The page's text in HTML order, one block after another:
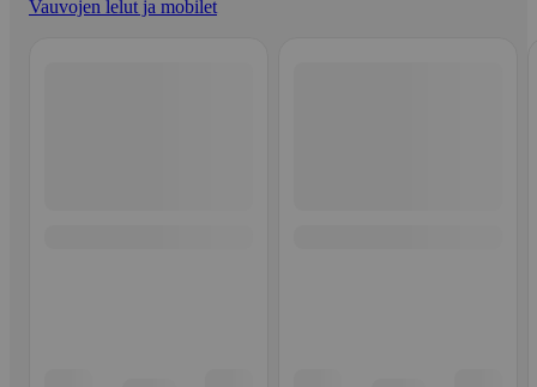
Vauvojen lelut ja mobilet